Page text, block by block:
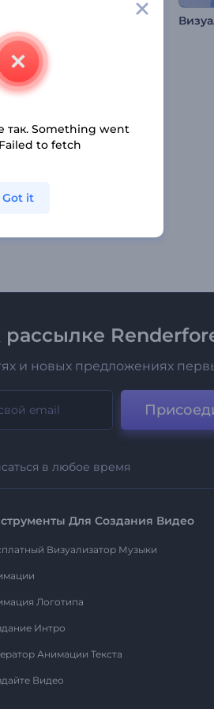
Визуализатор музыки: Объекты в движении
и новых предложениях
в любое время
Для Создания Видео
Визуализатор Музыки
Логотипа
Интро
Анимации Текста
Видео
так. Something went
to fetch
Got it